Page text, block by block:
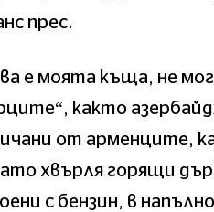
прес.
е моята къща, не
както
от арменците,
хвърля горящи
с бензин, в